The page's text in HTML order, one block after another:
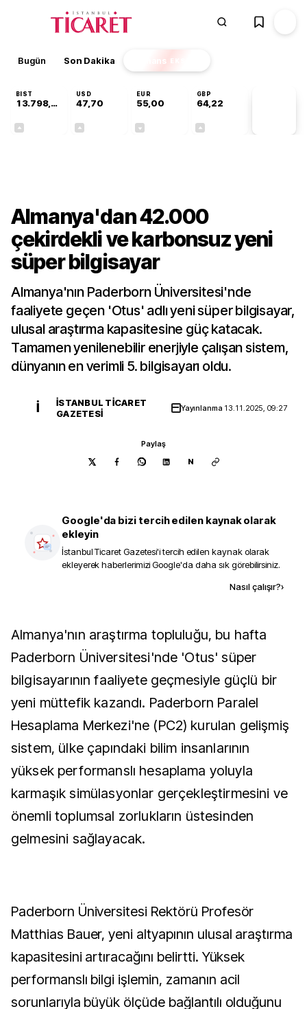
Bugün Son Dakika Finans EKSTRA
BIST
13.798,82
USD
47,70
EUR
55,00
GBP
64,22
Almanya'dan 42.000
çekirdekli ve karbonsuz yeni
süper bilgisayar
Almanya'nın Paderborn Üniversitesi'nde
faaliyete geçen 'Otus' adlı yeni süper bilgisayar,
ulusal araştırma kapasitesine güç katacak.
Tamamen yenilenebilir enerjiyle çalışan sistem,
dünyanın en verimli 5. bilgisayarı oldu.
İ
İSTANBUL TICARET
GAZETESI
Yayınlanma 13.11.2025, 09:27
Paylaş
N
Google'da bizi tercih edilen kaynak olarak
ekleyin
İstanbul Ticaret Gazetesi'i tercih edilen kaynak olarak
ekleyerek haberlerimizi Google'da daha sık görebilirsiniz.
Nasıl çalışır?›
Almanya'nın araştırma topluluğu, bu hafta
Paderborn Üniversitesi'nde 'Otus' süper
bilgisayarının faaliyete geçmesiyle güçlü bir
yeni müttefik kazandı. Paderborn Paralel
Hesaplama Merkezi'ne (PC2) kurulan gelişmiş
sistem, ülke çapındaki bilim insanlarının
yüksek performanslı hesaplama yoluyla
karmaşık simülasyonlar gerçekleştirmesini ve
önemli toplumsal zorlukların üstesinden
gelmesini sağlayacak.
Paderborn Üniversitesi Rektörü Profesör
Matthias Bauer, yeni altyapının ulusal araştırma
kapasitesini artıracağını belirtti. Yüksek
performanslı bilgi işlemin, zamanın acil
sorunlarıyla büyük ölçüde bağlantılı olduğunu